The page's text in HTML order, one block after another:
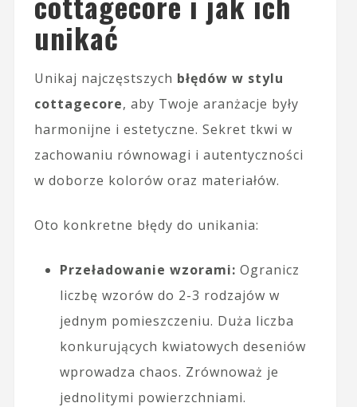
unikać
Unikaj najczęstszych błędów w stylu
cottagecore, aby Twoje aranżacje były
harmonijne i estetyczne. Sekret tkwi w
zachowaniu równowagi i autentyczności
w doborze kolorów oraz materiałów.
Oto konkretne błędy do unikania:
Przeładowanie wzorami: Ogranicz
liczbę wzorów do 2-3 rodzajów w
jednym pomieszczeniu. Duża liczba
konkurujących kwiatowych deseniów
wprowadza chaos. Zrównoważ je
jednolitymi powierzchniami.